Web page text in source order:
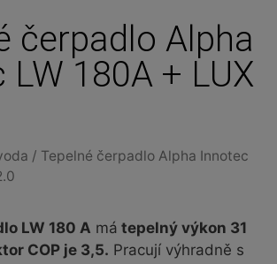
čerpadlo Alpha
LW 180A + LUX
/ Tepelné čerpadlo Alpha Innotec
LW 180 A má tepelný výkon 31
COP je 3,5. Pracují výhradně s